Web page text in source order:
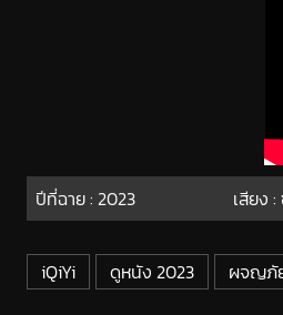
ปีที่ฉาย : 2023 เสียง
iQiYi ดูหนัง 2023 ผจญภั